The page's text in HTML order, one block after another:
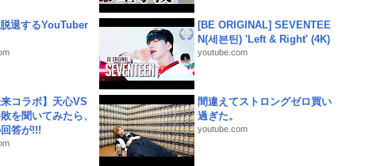
退するYouTuber
[BE ORIGINAL] SEVENTEE
N(세븐틴) 'Left & Right' (4K)
youtube.com
来コラボ】天心VS
を聞いてみたら、
答が!!!
間違えてストロングゼロ買い
過ぎた。
youtube.com